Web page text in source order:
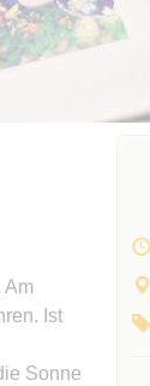
Am
Ist
Sonne